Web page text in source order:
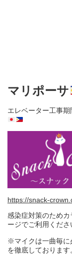
マリポーサ
エレベーター工事期
https://snack-
感染症対策のため
ージでご利用くださ
※マイクは一曲毎に
を徹底しております